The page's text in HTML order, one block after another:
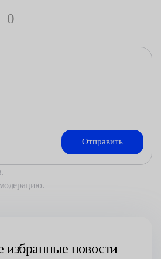
0
избранные новости